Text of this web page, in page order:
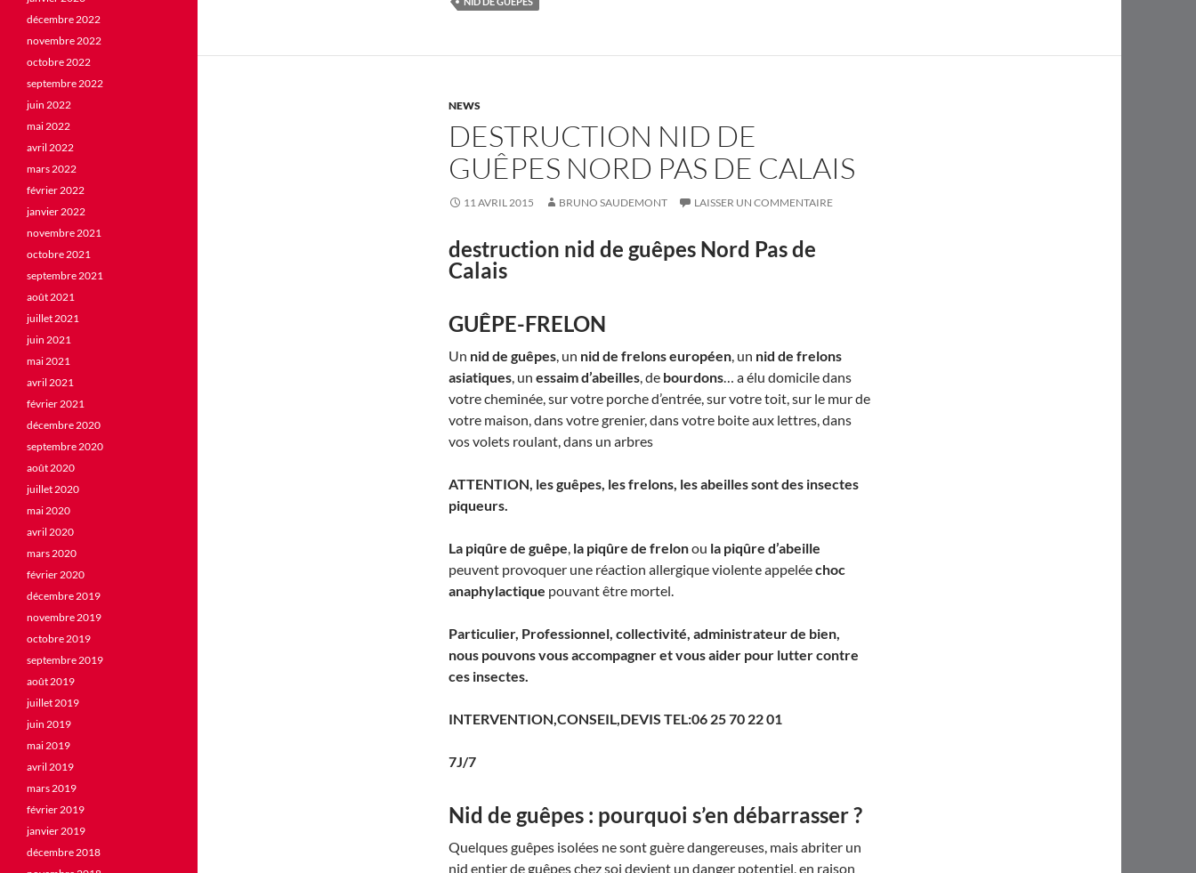
NEWS
DESTRUCTION NID DE
GUÊPES NORD PAS DE CALAIS
11 AVRIL 2015 BRUNO SAUDEMONT LAISSER UN COMMENTAIRE
destruction nid de guêpes Nord Pas de
Calais
GUÊPE-FRELON
Un nid de guêpes, un nid de frelons européen, un nid de frelons
asiatiques, un essaim d’abeilles, de bourdons… a élu domicile dans
votre cheminée, sur votre porche d’entrée, sur votre toit, sur le mur de
votre maison, dans votre grenier, dans votre boite aux lettres, dans
vos volets roulant, dans un arbres
ATTENTION, les guêpes, les frelons, les abeilles sont des insectes
piqueurs.
La piqûre de guêpe, la piqûre de frelonou la piqûre d’abeille
peuvent provoquer une réaction allergique violente appeléechoc
anaphylactique pouvant être mortel.
Particulier, Professionnel, collectivité, administrateur de bien,
nous pouvons vous accompagner et vous aider pour lutter contre
ces insectes.
INTERVENTION,CONSEIL,DEVIS TEL:06 25 70 22 01
7J/7
Nid de guêpes : pourquoi s’en débarrasser ?
Quelques guêpes isolées ne sont guère dangereuses, mais abriter un
nid entier de guêpes chez soi devient un danger potentiel, en raison
décembre 2022
novembre 2022
octobre 2022
septembre 2022
juin 2022
mai 2022
avril 2022
mars 2022
février 2022
janvier 2022
novembre 2021
octobre 2021
septembre 2021
août 2021
juillet 2021
juin 2021
mai 2021
avril 2021
février 2021
décembre 2020
septembre 2020
août 2020
juillet 2020
mai 2020
avril 2020
mars 2020
février 2020
décembre 2019
novembre 2019
octobre 2019
septembre 2019
août 2019
juillet 2019
juin 2019
mai 2019
avril 2019
mars 2019
février 2019
janvier 2019
décembre 2018